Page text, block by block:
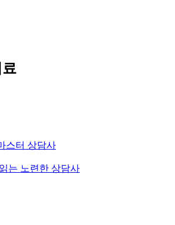
스터 상담사
는 노련한 상담사